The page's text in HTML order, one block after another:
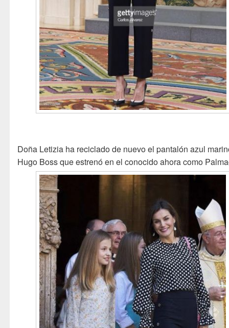
Doña Letizia ha reciclado de nuevo el pantalón azul
Hugo Boss que estrenó en el conocido ahora como